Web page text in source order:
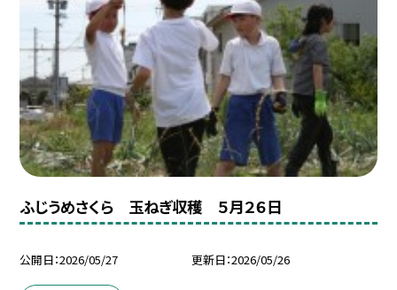
ふじうめさくら 玉ねぎ収穫 ５月２６日
公開日 2026/05/27 更新日 2026/05/26